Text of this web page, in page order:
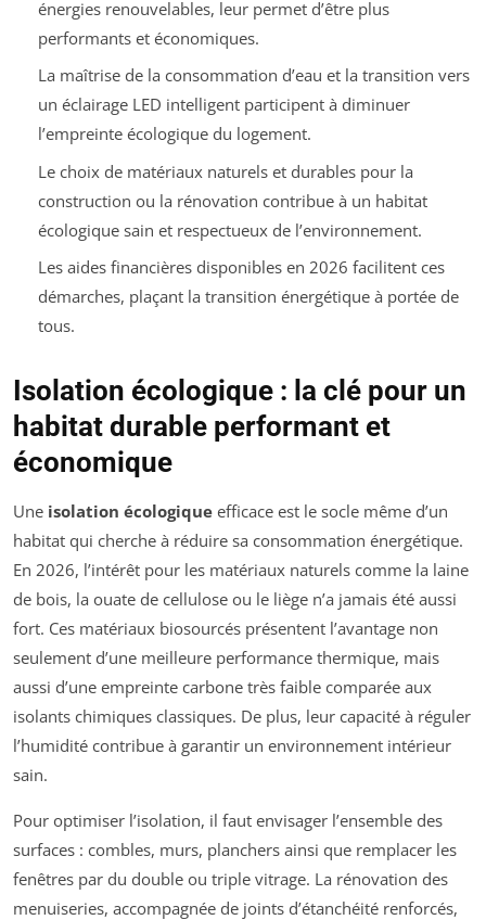
énergies renouvelables, leur permet d’être plus
performants et économiques.
La maîtrise de la consommation d’eau et la transition vers
un éclairage LED intelligent participent à diminuer
l’empreinte écologique du logement.
Le choix de matériaux naturels et durables pour la
construction ou la rénovation contribue à un habitat
écologique sain et respectueux de l’environnement.
Les aides financières disponibles en 2026 facilitent ces
démarches, plaçant la transition énergétique à portée de
tous.
Isolation écologique : la clé pour un
habitat durable performant et
économique
Une isolation écologique efficace est le socle même d’un
habitat qui cherche à réduire sa consommation énergétique.
En 2026, l’intérêt pour les matériaux naturels comme la laine
de bois, la ouate de cellulose ou le liège n’a jamais été aussi
fort. Ces matériaux biosourcés présentent l’avantage non
seulement d’une meilleure performance thermique, mais
aussi d’une empreinte carbone très faible comparée aux
isolants chimiques classiques. De plus, leur capacité à réguler
l’humidité contribue à garantir un environnement intérieur
sain.
Pour optimiser l’isolation, il faut envisager l’ensemble des
surfaces : combles, murs, planchers ainsi que remplacer les
fenêtres par du double ou triple vitrage. La rénovation des
menuiseries, accompagnée de joints d’étanchéité renforcés,